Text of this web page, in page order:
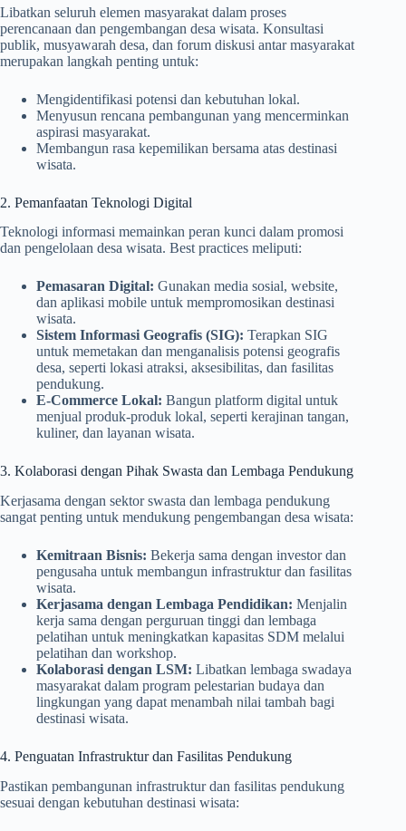
Libatkan seluruh elemen masyarakat dalam proses
perencanaan dan pengembangan desa wisata. Konsultasi
publik, musyawarah desa, dan forum diskusi antar masyarakat
merupakan langkah penting untuk:
Mengidentifikasi potensi dan kebutuhan lokal.
Menyusun rencana pembangunan yang mencerminkan
aspirasi masyarakat.
Membangun rasa kepemilikan bersama atas destinasi
wisata.
2. Pemanfaatan Teknologi Digital
Teknologi informasi memainkan peran kunci dalam promosi
dan pengelolaan desa wisata. Best practices meliputi:
Pemasaran Digital: Gunakan media sosial, website,
dan aplikasi mobile untuk mempromosikan destinasi
wisata.
Sistem Informasi Geografis (SIG): Terapkan SIG
untuk memetakan dan menganalisis potensi geografis
desa, seperti lokasi atraksi, aksesibilitas, dan fasilitas
pendukung.
E-Commerce Lokal: Bangun platform digital untuk
menjual produk-produk lokal, seperti kerajinan tangan,
kuliner, dan layanan wisata.
3. Kolaborasi dengan Pihak Swasta dan Lembaga Pendukung
Kerjasama dengan sektor swasta dan lembaga pendukung
sangat penting untuk mendukung pengembangan desa wisata:
Kemitraan Bisnis: Bekerja sama dengan investor dan
pengusaha untuk membangun infrastruktur dan fasilitas
wisata.
Kerjasama dengan Lembaga Pendidikan: Menjalin
kerja sama dengan perguruan tinggi dan lembaga
pelatihan untuk meningkatkan kapasitas SDM melalui
pelatihan dan workshop.
Kolaborasi dengan LSM: Libatkan lembaga swadaya
masyarakat dalam program pelestarian budaya dan
lingkungan yang dapat menambah nilai tambah bagi
destinasi wisata.
4. Penguatan Infrastruktur dan Fasilitas Pendukung
Pastikan pembangunan infrastruktur dan fasilitas pendukung
sesuai dengan kebutuhan destinasi wisata: